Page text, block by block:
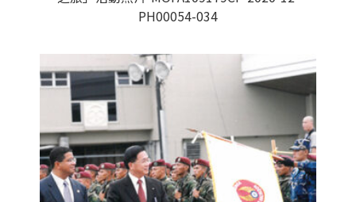
PH00054-034